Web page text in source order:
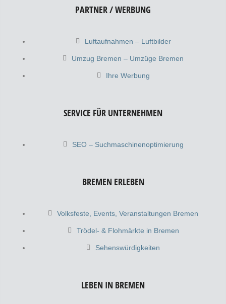
PARTNER / WERBUNG
Luftaufnahmen – Luftbilder
Umzug Bremen – Umzüge Bremen
Ihre Werbung
SERVICE FÜR UNTERNEHMEN
SEO – Suchmaschinenoptimierung
BREMEN ERLEBEN
Volksfeste, Events, Veranstaltungen Bremen
Trödel- & Flohmärkte in Bremen
Sehenswürdigkeiten
LEBEN IN BREMEN